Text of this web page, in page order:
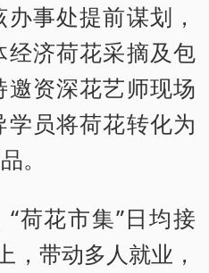
事处提前谋划，
济荷花采摘及包
资深花艺师现场
员将荷花转化为
。
荷花市集”日均接
，带动多人就业，